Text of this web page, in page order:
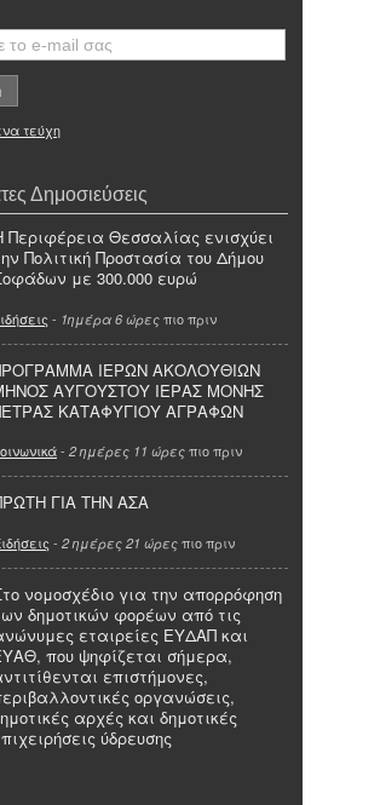
τεύχη
Δημοσιεύσεις
Περιφέρεια Θεσσαλίας ενισχύει
Πολιτική Προστασία του Δήμου
με 300.000 ευρώ
- 1ημέρα 6 ώρες πιο πριν
ΙΕΡΩΝ ΑΚΟΛΟΥΘΙΩΝ
ΑΥΓΟΥΣΤΟΥ ΙΕΡΑΣ ΜΟΝΗΣ
ΚΑΤΑΦΥΓΙΟΥ ΑΓΡΑΦΩΝ
- 2 ημέρες 11 ώρες πιο πριν
ΓΙΑ ΤΗΝ ΑΣΑ
- 2 ημέρες 21 ώρες πιο πριν
νομοσχέδιο για την απορρόφηση
δημοτικών φορέων από τις
εταιρείες ΕΥΔΑΠ και
που ψηφίζεται σήμερα,
επιστήμονες,
οργανώσεις,
αρχές και δημοτικές
ύδρευσης